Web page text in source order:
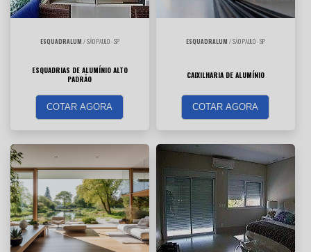
ESQUADRALUM / SÃO PAULO - SP
ESQUADRIAS DE ALUMÍNIO ALTO
PADRÃO
COTAR AGORA
ESQUADRALUM / SÃO PAULO - SP
CAIXILHARIA DE ALUMÍNIO
COTAR AGORA